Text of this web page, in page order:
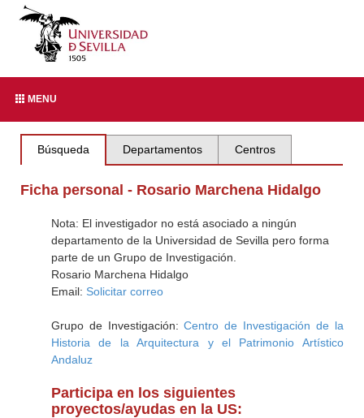
MENU
Búsqueda Departamentos Centros
Ficha personal - Rosario Marchena Hidalgo
Nota: El investigador no está asociado a ningún
departamento de la Universidad de Sevilla pero forma
parte de un Grupo de Investigación.
Rosario Marchena Hidalgo
Email: Solicitar correo
Grupo de Investigación:Centro de Investigación de la
Historia de la Arquitectura y el Patrimonio Artístico
Andaluz
Participa en los siguientes
proyectos/ayudas en la US: